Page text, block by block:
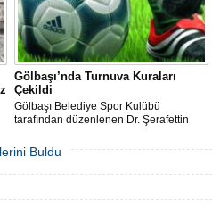
Gölbaşı’nda Turnuva Kuraları
Çekildi
Gölbaşı Belediye Spor Kulübü
tarafından düzenlenen Dr. Şerafettin
altında futbol turnuvası için kuralar
çekildi.
Buldu